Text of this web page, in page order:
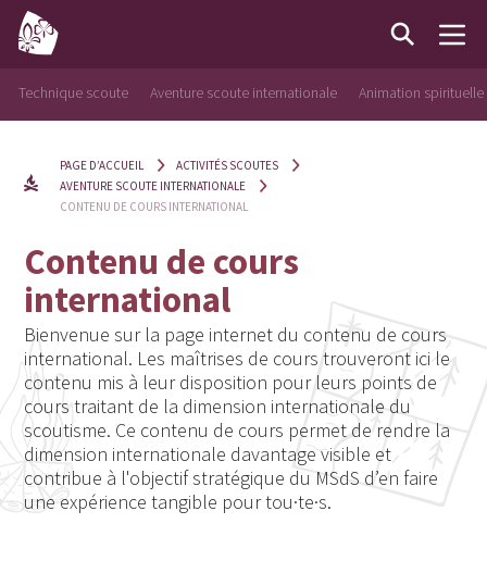
Technique scoute Aventure scoute internationale Animation spirituelle
PAGE D’ACCUEIL
ACTIVITÉS SCOUTES
AVENTURE SCOUTE INTERNATIONALE
CONTENU DE COURS INTERNATIONAL
Contenu de cours
international
Bienvenue sur la page internet du contenu de cours
international. Les maîtrises de cours trouveront ici le
contenu mis à leur disposition pour leurs points de
cours traitant de la dimension internationale du
scoutisme. Ce contenu de cours permet de rendre la
dimension internationale davantage visible et
contribue à l'objectif stratégique du MSdS d’en faire
une expérience tangible pour tou·te·s.